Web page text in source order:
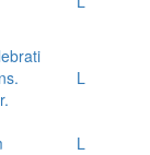
L
L